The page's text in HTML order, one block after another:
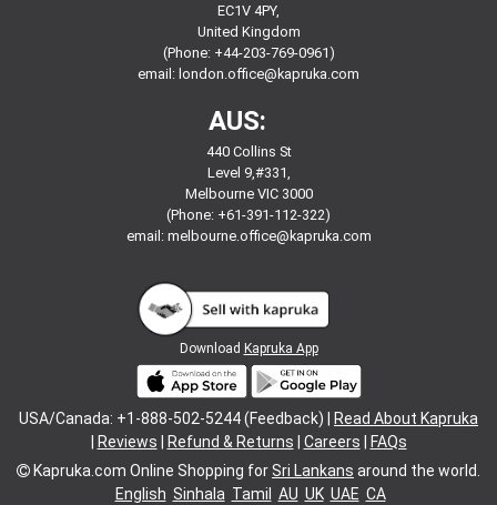
EC1V 4PY,
United Kingdom
(Phone: +44-203-769-0961)
email: london.office@kapruka.com
AUS:
440 Collins St
Level 9,#331,
Melbourne VIC 3000
(Phone: +61-391-112-322)
email: melbourne.office@kapruka.com
Download Kapruka App
USA/Canada: +1-888-502-5244 (Feedback) |
Read About Kapruka
Reviews Refund & Returns Careers
FAQs
Kapruka.com Online Shopping forSri Lankans around the world.
English Sinhala Tamil AU UK UAE CA